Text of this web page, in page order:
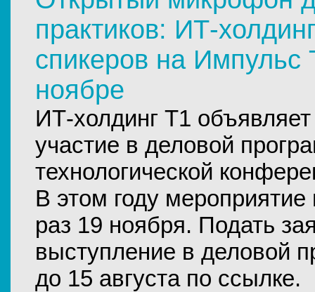
практиков: ИТ-
спикеров на Импульс
ноябре
ИТ-холдинг Т1
участие в деловой
технологической
В этом году
раз 19 ноября. Подать
выступление в деловой
до 15 августа по ссылке.